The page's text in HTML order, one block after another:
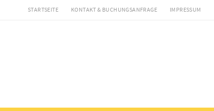
STARTSEITE KONTAKT & BUCHUNGSANFRAGE IMPRESSUM